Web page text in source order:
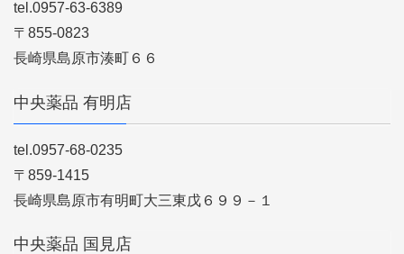
tel.0957-63-6389
〒855-0823
長崎県島原市湊町６６
中央薬品 有明店
tel.0957-68-0235
〒859-1415
長崎県島原市有明町大三東戊６９９－１
中央薬品 国見店